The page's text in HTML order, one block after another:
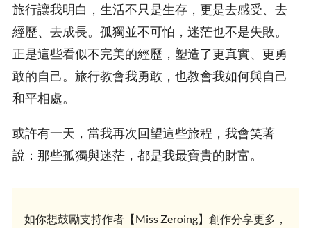
旅行讓我明白，生活不只是生存，更是去感受、去
經歷、去成長。孤獨並不可怕，迷茫也不是失敗。
正是這些看似不完美的經歷，塑造了更真實、更勇
敢的自己。旅行教會我勇敢，也教會我如何與自己
和平相處。
或許有一天，當我再次回望這些旅程，我會笑著
說：那些孤獨與迷茫，都是我最寶貴的財富。
如你想鼓勵支持作者【Miss Zeroing】創作分享更多，